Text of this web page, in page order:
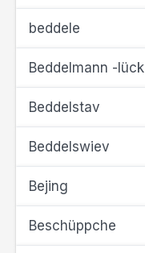
beddele
Beddelmann -lück
Beddelstav
Beddelswiev
Bejing
Beschüppche